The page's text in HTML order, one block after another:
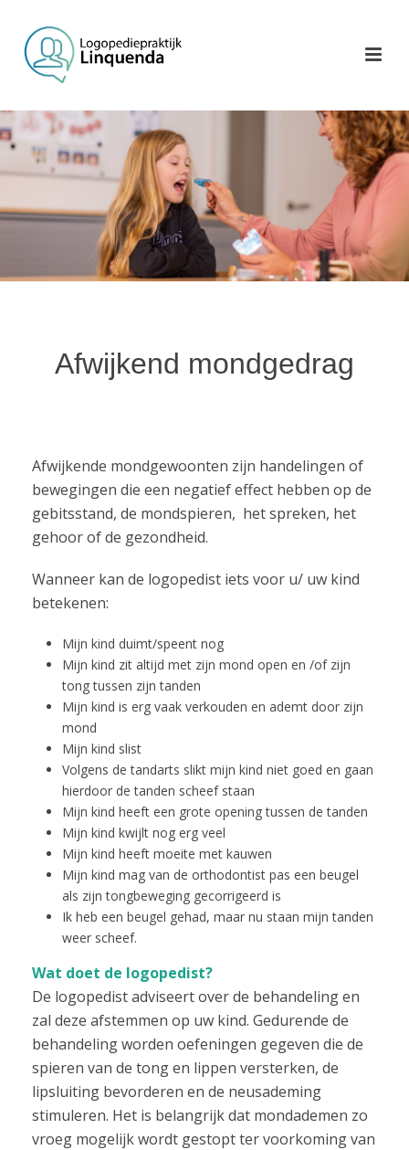
Afwijkend mondgedrag
Afwijkende mondgewoonten zijn handelingen of
bewegingen die een negatief effect hebben op de
gebitsstand, de mondspieren, het spreken, het
gehoor of de gezondheid.
Wanneer kan de logopedist iets voor u/ uw kind
betekenen:
Mijn kind duimt/speent nog
Mijn kind zit altijd met zijn mond open en /of zijn
tong tussen zijn tanden
Mijn kind is erg vaak verkouden en ademt door zijn
mond
Mijn kind slist
Volgens de tandarts slikt mijn kind niet goed en gaan
hierdoor de tanden scheef staan
Mijn kind heeft een grote opening tussen de tanden
Mijn kind kwijlt nog erg veel
Mijn kind heeft moeite met kauwen
Mijn kind mag van de orthodontist pas een beugel
als zijn tongbeweging gecorrigeerd is
Ik heb een beugel gehad, maar nu staan mijn tanden
weer scheef.
Wat doet de logopedist?
De logopedist adviseert over de behandeling en
zal deze afstemmen op uw kind. Gedurende de
behandeling worden oefeningen gegeven die de
spieren van de tong en lippen versterken, de
lipsluiting bevorderen en de neusademing
stimuleren. Het is belangrijk dat mondademen zo
vroeg mogelijk wordt gestopt ter voorkoming van